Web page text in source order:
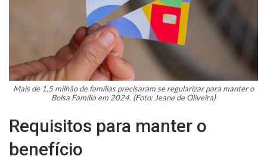
Mais de 1,5 milhão de famílias precisaram se regularizar para manter o
Bolsa Família em 2024. (Foto: Jeane de Oliveira)
Requisitos para manter o
benefício